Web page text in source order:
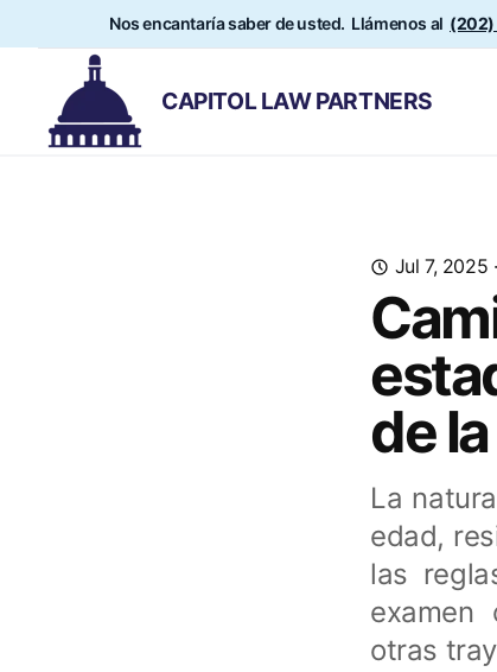
Nos encantaría saber de usted. Llámenos al
CAPITOL LAW PARTNERS
Jul 7, 2025 ·
de
La
edad,
las
examen
otras